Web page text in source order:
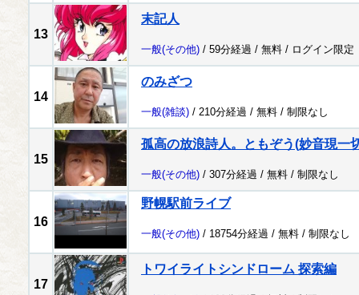
13
末記人
一般(その他) / 59分経過 / 無料 / ログイン限定
14
のみざつ
一般(雑談) / 210分経過 / 無料 / 制限なし
15
孤高の放浪詩人。ともぞう(妙音現一
一般(その他) / 307分経過 / 無料 / 制限なし
16
野幌駅前ライブ
一般(その他) / 18754分経過 / 無料 / 制限なし
17
トワイライトシンドローム 探索編